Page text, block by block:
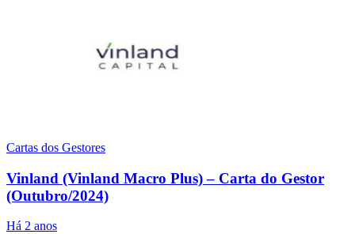
Cartas dos Gestores
Vinland (Vinland Macro Plus) – Carta do Gestor
(Outubro/2024)
Há 2 anos